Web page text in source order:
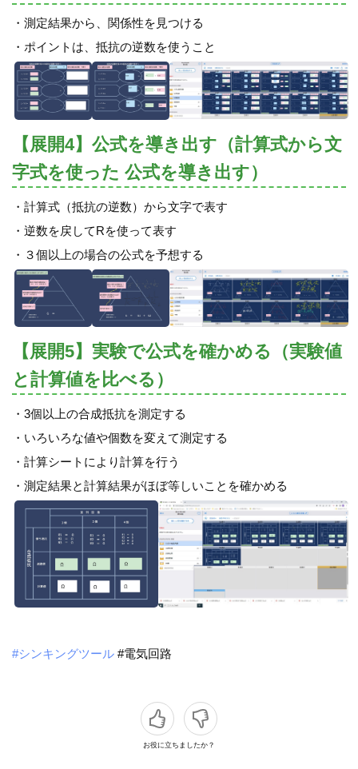
・測定結果から、関係性を見つける
・ポイントは、抵抗の逆数を使うこと
【展開4】公式を導き出す（計算式から文
字式を使った 公式を導き出す）
・計算式（抵抗の逆数）から文字で表す
・逆数を戻してRを使って表す
・３個以上の場合の公式を予想する
【展開5】実験で公式を確かめる（実験値
と計算値を比べる）
・3個以上の合成抵抗を測定する
・いろいろな値や個数を変えて測定する
・計算シートにより計算を行う
・測定結果と計算結果がほぼ等しいことを確かめる
#シンキングツール #電気回路
お役に立ちましたか？